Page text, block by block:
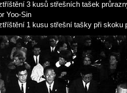
3 kusů střešních tašek
Yoo-Sin
1 kusu střešní tašky při skoku